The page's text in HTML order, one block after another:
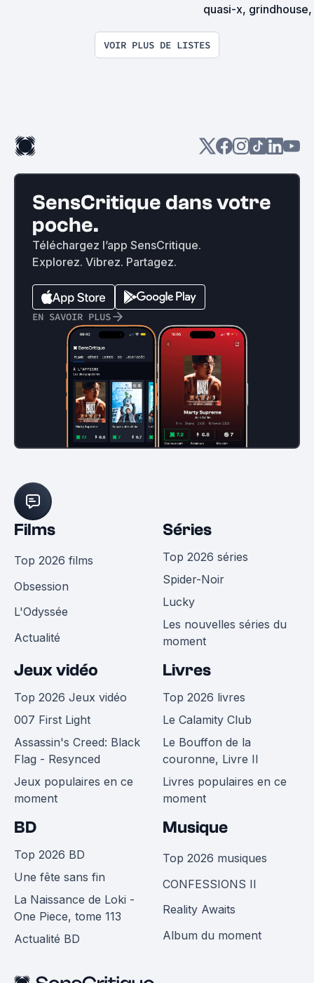
quasi-x,
VOIR PLUS DE LISTES
SensCritique dans votre
poche.
Téléchargez l’app SensCritique.
Explorez. Vibrez. Partagez.
EN SAVOIR PLUS
Films
Top 2026 films
Obsession
L'Odyssée
Actualité
Séries
Top 2026 séries
Spider-Noir
Lucky
Les nouvelles séries du
moment
Jeux vidéo
Top 2026 Jeux vidéo
007 First Light
Assassin's Creed: Black
Flag - Resynced
Jeux populaires en ce
moment
Livres
Top 2026 livres
Le Calamity Club
Le Bouffon de la
couronne, Livre II
Livres populaires en ce
moment
BD
Top 2026 BD
Une fête sans fin
La Naissance de Loki -
One Piece, tome 113
Actualité BD
Musique
Top 2026 musiques
CONFESSIONS II
Reality Awaits
Album du moment